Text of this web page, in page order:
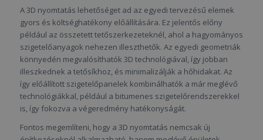
A 3D nyomtatás lehetőséget ad az egyedi tervezésű elemek
gyors és költséghatékony előállítására. Ez jelentős előny
például az összetett tetőszerkezeteknél, ahol a hagyományos
szigetelőanyagok nehezen illeszthetők. Az egyedi geometriák
könnyedén megvalósíthatók 3D technológiával, így jobban
illeszkednek a tetősíkhoz, és minimalizálják a hőhidakat. Az
így előállított szigetelőpanelek kombinálhatók a már meglévő
technológiákkal, például a bitumenes szigetelőrendszerekkel
is, így fokozva a végeredmény hatékonyságát.
Fontos megemlíteni, hogy a 3D nyomtatás nemcsak új